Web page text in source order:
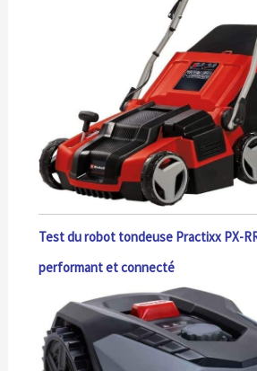
Test du robot tondeuse Practixx PX-
performant et connecté